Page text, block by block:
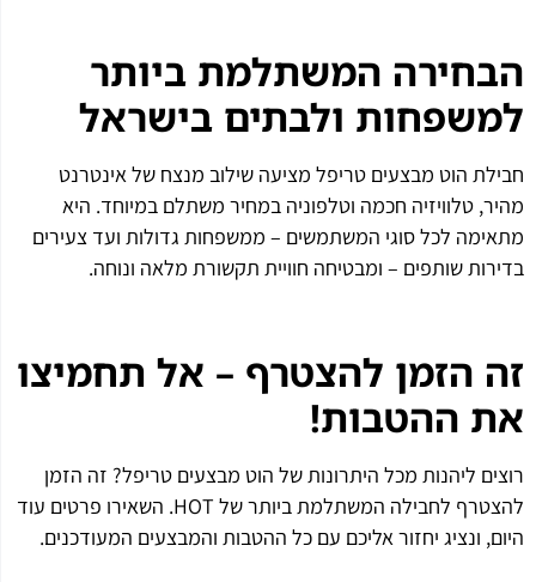
הבחירה המשתלמת ביותר
למשפחות ולבתים בישראל
חבילת הוט מבצעים טריפל מציעה שילוב מנצח של אינטרנט
מהיר, טלוויזיה חכמה וטלפוניה במחיר משתלם במיוחד. היא
מתאימה לכל סוגי המשתמשים – ממשפחות גדולות ועד צעירים
בדירות שותפים – ומבטיחה חוויית תקשורת מלאה ונוחה.
זה הזמן להצטרף – אל תחמיצו
את ההטבות!
רוצים ליהנות מכל היתרונות של הוט מבצעים טריפל? זה הזמן
להצטרף לחבילה המשתלמת ביותר של HOT. השאירו פרטים עוד
היום, ונציג יחזור אליכם עם כל ההטבות והמבצעים המעודכנים.